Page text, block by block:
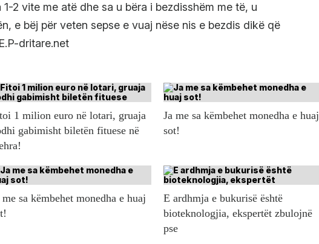
2 vite me atë dhe sa u bëra i bezdisshëm me të, u
e bëj për veten sepse e vuaj nëse nis e bezdis dikë që
dritare.net
1 milion euro në lotari, gruaja
gabimisht biletën fituese në
Ja me sa këmbehet monedha e huaj
sot!
me sa këmbehet monedha e huaj
E ardhmja e bukurisë është
bioteknologjia, ekspertët zbulojnë
pse